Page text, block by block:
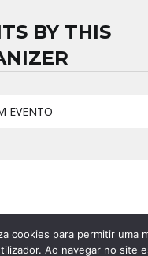
BY THIS
EVENTO
cookies para permitir uma
Ao navegar no site